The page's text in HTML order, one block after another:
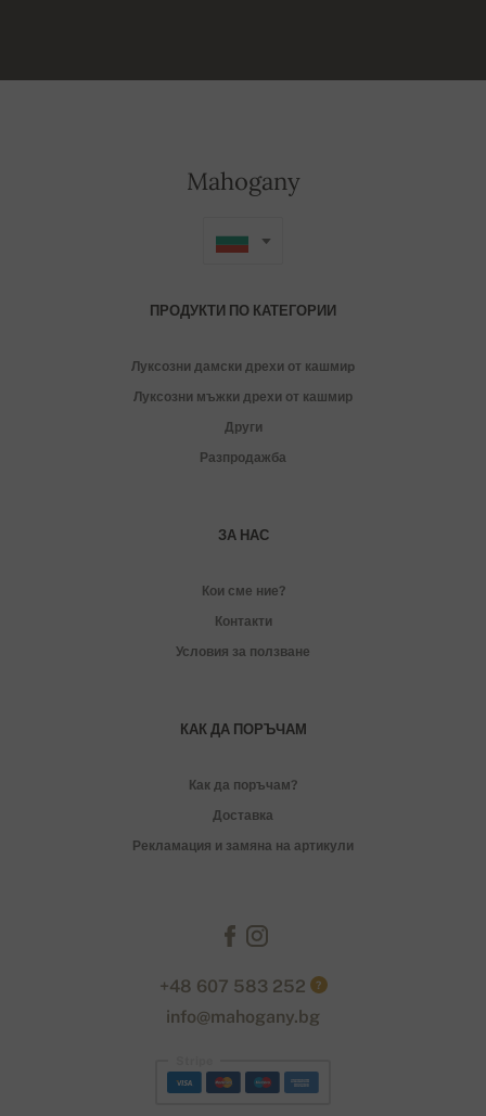
Mahogany
ПРОДУКТИ ПО КАТЕГОРИИ
Луксозни дамски дрехи от кашмиp
Луксозни мъжки дрехи от кашмир
Други
Разпродажба
ЗА НАС
Кои сме ние?
Контакти
Условия за ползване
КАК ДА ПОРЪЧАМ
Как да поръчам?
Доставка
Рекламация и замяна на артикули
+48 607 583 252 ?
info@mahogany.bg